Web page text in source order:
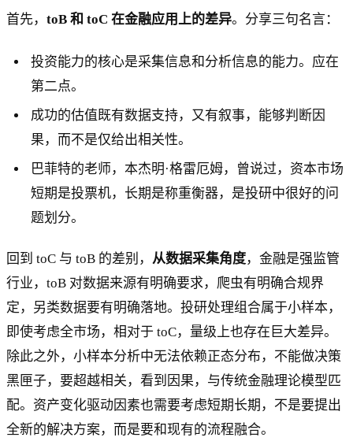
首先， toB 和 toC 在金融应用上的差异。分享三句名言：
投资能力的核心是采集信息和分析信息的能力。应在
第二点。
成功的估值既有数据支持，又有叙事，能够判断因
果，而不是仅给出相关性。
巴菲特的老师，本杰明·格雷厄姆，曾说过，资本市场
短期是投票机，长期是称重衡器，是投研中很好的问
题划分。
回到 toC 与 toB 的差别， 从数据采集角度，金融是强监管
行业，toB 对数据来源有明确要求，爬虫有明确合规界
定，另类数据要有明确落地。投研处理组合属于小样本，
即使考虑全市场，相对于 toC，量级上也存在巨大差异。
除此之外，小样本分析中无法依赖正态分布，不能做决策
黑匣子，要超越相关，看到因果，与传统金融理论模型匹
配。资产变化驱动因素也需要考虑短期长期，不是要提出
全新的解决方案，而是要和现有的流程融合。